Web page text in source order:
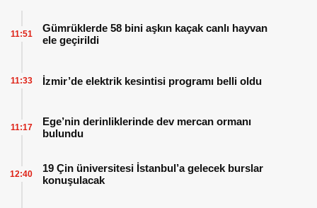
Gümrüklerde 58 bini aşkın kaçak canlı hayvan
ele geçirildi
11:51
İzmir’de elektrik kesintisi programı belli oldu
11:33
Ege’nin derinliklerinde dev mercan ormanı
bulundu
11:17
19 Çin üniversitesi İstanbul’a gelecek burslar
konuşulacak
12:40